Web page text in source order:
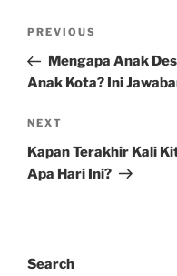
Previous
Post
PREVIOUS
Mengapa Anak
Anak Kota? Ini
Next
Post
NEXT
Kapan Terakhir Kali
Apa Hari Ini?
Search